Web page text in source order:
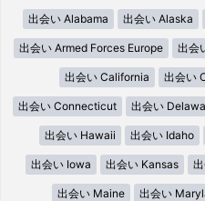
出会い Alabama 出会い Alaska
出会い Armed Forces Europe 出会
出会い California 出会い
出会い Connecticut 出会い
出会い Hawaii 出会い Idaho
出会い Iowa 出会い Kansas
出会い Maine 出会い